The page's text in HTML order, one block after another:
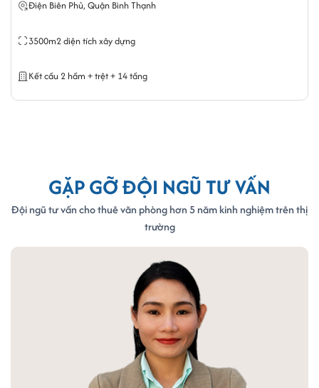
GẶP GỠ ĐỘI NGŨ TƯ VẤN
Đội ngũ tư vấn cho thuê văn phòng hơn 5 năm kinh nghiệm trên thị
trường